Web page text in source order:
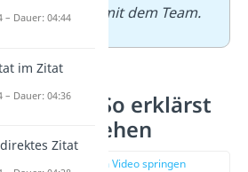
mit dem Team.
— So erklärst
dein Vorgehen
zur Stelle im Video springen
– Dauer: 04:44
im Zitat
– Dauer: 04:36
Zitat